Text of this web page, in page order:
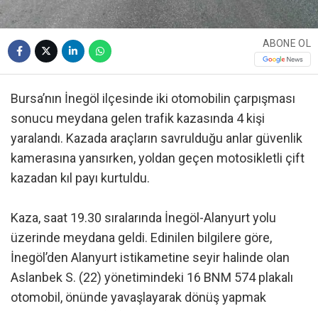
ABONE OL
Bursa’nın İnegöl ilçesinde iki otomobilin çarpışması
sonucu meydana gelen trafik kazasında 4 kişi
yaralandı. Kazada araçların savrulduğu anlar güvenlik
kamerasına yansırken, yoldan geçen motosikletli çift
kazadan kıl payı kurtuldu.
Kaza, saat 19.30 sıralarında İnegöl-Alanyurt yolu
üzerinde meydana geldi. Edinilen bilgilere göre,
İnegöl’den Alanyurt istikametine seyir halinde olan
Aslanbek S. (22) yönetimindeki 16 BNM 574 plakalı
otomobil, önünde yavaşlayarak dönüş yapmak